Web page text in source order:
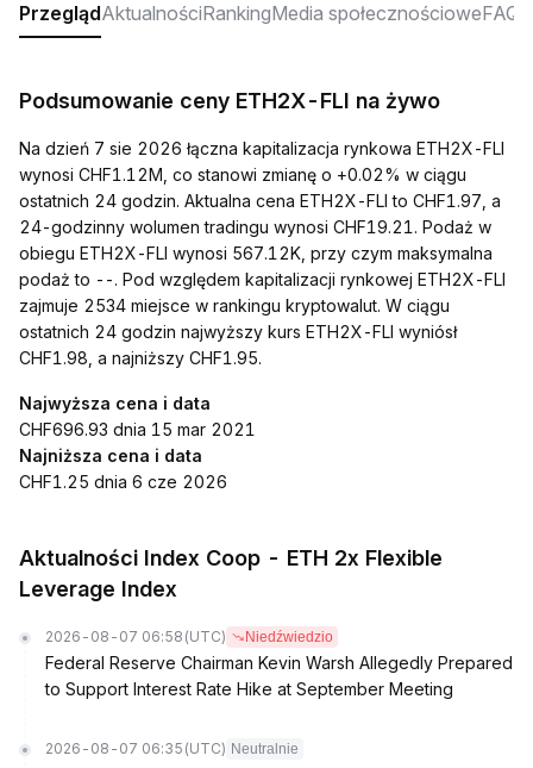
PrzeglądAktualnościRankingMedia społecznościoweFAQ
Podsumowanie ceny ETH2X-FLI na żywo
Na dzień 7 sie 2026 łączna kapitalizacja rynkowa ETH2X-FLI
wynosi CHF1.12M, co stanowi zmianę o +0.02% w ciągu
ostatnich 24 godzin. Aktualna cena ETH2X-FLI to CHF1.97, a
24-godzinny wolumen tradingu wynosi CHF19.21. Podaż w
obiegu ETH2X-FLI wynosi 567.12K, przy czym maksymalna
podaż to --. Pod względem kapitalizacji rynkowej ETH2X-FLI
zajmuje 2534 miejsce w rankingu kryptowalut. W ciągu
ostatnich 24 godzin najwyższy kurs ETH2X-FLI wyniósł
CHF1.98, a najniższy CHF1.95.
Najwyższa cena i data
CHF696.93 dnia 15 mar 2021
Najniższa cena i data
CHF1.25 dnia 6 cze 2026
Aktualności Index Coop - ETH 2x Flexible
Leverage Index
2026-08-07 06:58 (UTC) Niedźwiedzio
Federal Reserve Chairman Kevin Warsh Allegedly Prepared
to Support Interest Rate Hike at September Meeting
2026-08-07 06:35 (UTC) Neutralnie